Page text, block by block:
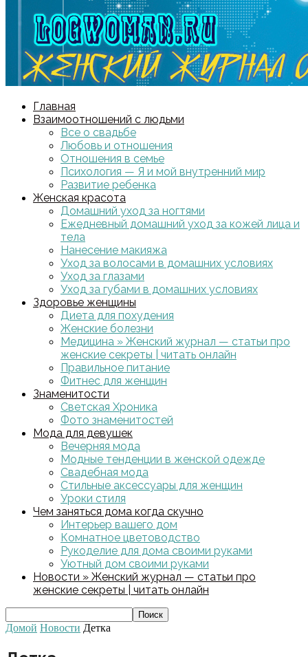
Главная
Взаимоотношений с людьми
Все о свадьбе
Любовь и отношения
Отношения в семье
Психология — Я и мой внутренний мир
Развитие ребенка
Женская красота
Домашний уход за ногтями
Ежедневный домашний уход за кожей лица и
тела
Нанесение макияжа
Уход за волосами в домашних условиях
Уход за глазами
Уход за губами в домашних условиях
Здоровье женщины
Диета для похудения
Женские болезни
Медицина » Женский журнал — статьи про
женские секреты | читать онлайн
Правильное питание
Фитнес для женщин
Знаменитости
Светская Хроника
Фото знаменитостей
Мода для девушек
Вечерняя мода
Модные тенденции в женской одежде
Свадебная мода
Стильные аксессуары для женщин
Уроки стиля
Чем заняться дома когда скучно
Интерьер вашего дом
Комнатное цветоводство
Рукоделие для дома своими руками
Уютный дом своими руками
Новости » Женский журнал — статьи про
женские секреты | читать онлайн
Домой Новости Детка